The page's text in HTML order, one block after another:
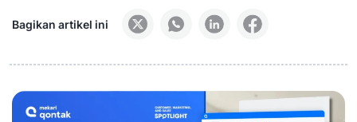
Bagikan artikel ini